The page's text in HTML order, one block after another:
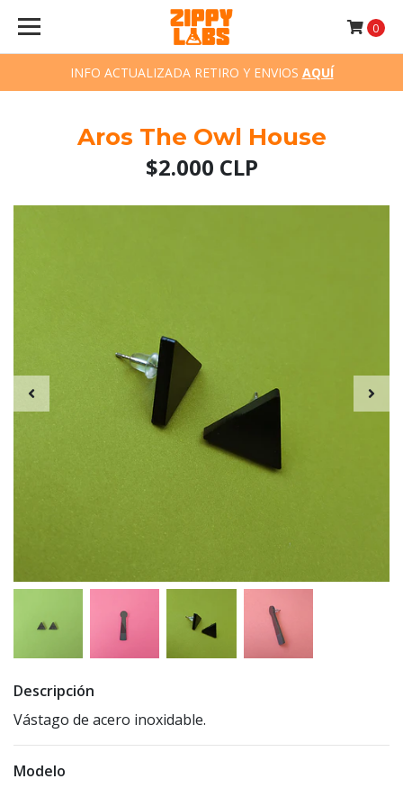
INFO ACTUALIZADA RETIRO Y ENVIOS AQUÍ
0
Aros The Owl House
$2.000 CLP
Descripción
Vástago de acero inoxidable.
Modelo